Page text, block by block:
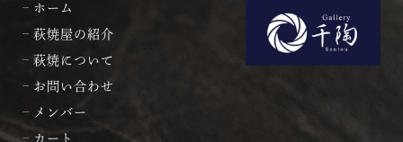
ホーム
萩焼屋の紹介
萩焼について
お問い合わせ
メンバー
カート